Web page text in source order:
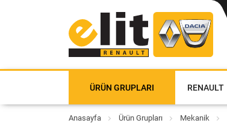
ÜRÜN GRUPLARI RENAULT
Anasayfa Ürün Grupları Mekanik